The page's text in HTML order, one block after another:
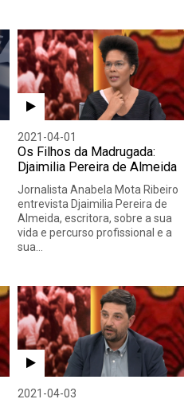
2021-04-01
Os Filhos da Madrugada:
Djaimilia Pereira de Almeida
Jornalista Anabela Mota Ribeiro
entrevista Djaimilia Pereira de
Almeida, escritora, sobre a sua
vida e percurso profissional e a
sua…
2021-04-03